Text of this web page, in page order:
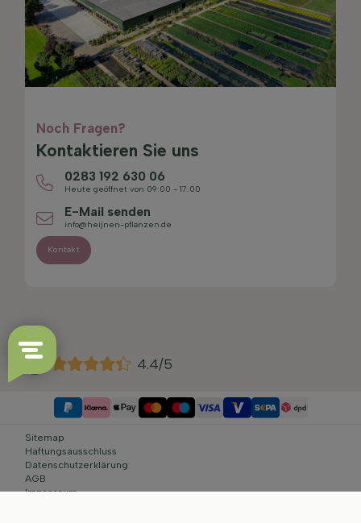
Noch Fragen?
Kontaktieren Sie uns
0283 192 630 06
Heute geöffnet von 09:00 - 17:00
E-Mail senden
info@heijnen-pflanzen.de
Kontakt
4.4/5
Sitemap
Haftungsausschluss
Datenschutzerklärung
AGB
Impressum